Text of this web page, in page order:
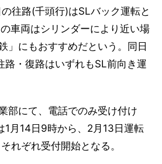
往路(千頭行)はSLバック運転と
車両はシリンダーにより近い場
」にもおすすめだという。同日
路・復路はいずれもSL前向き運
部にて、電話でのみ受け付け
1月14日9時から、2月13日運転
れぞれ受付開始となる。